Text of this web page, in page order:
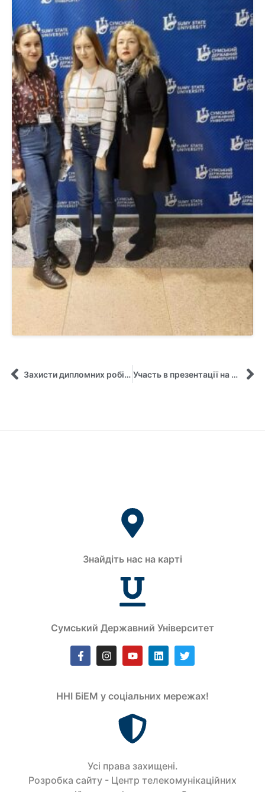
Захисти дипломних робіт за освітньою програмою ” Державна служба” Участь в презентації на Симпозіуму в Сполучених Штатах
Знайдіть нас на карті
Сумський Державний Університет
ННІ БіЕМ у соціальних мережах!
Усi права захищенi.
Розробка сайту - Центр телекомунікаційних